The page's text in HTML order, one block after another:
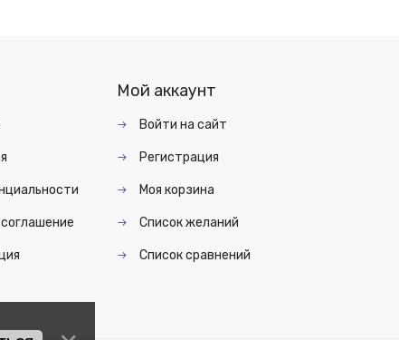
Мой аккаунт
Войти на сайт
Регистрация
Моя корзина
Список желаний
Список сравнений